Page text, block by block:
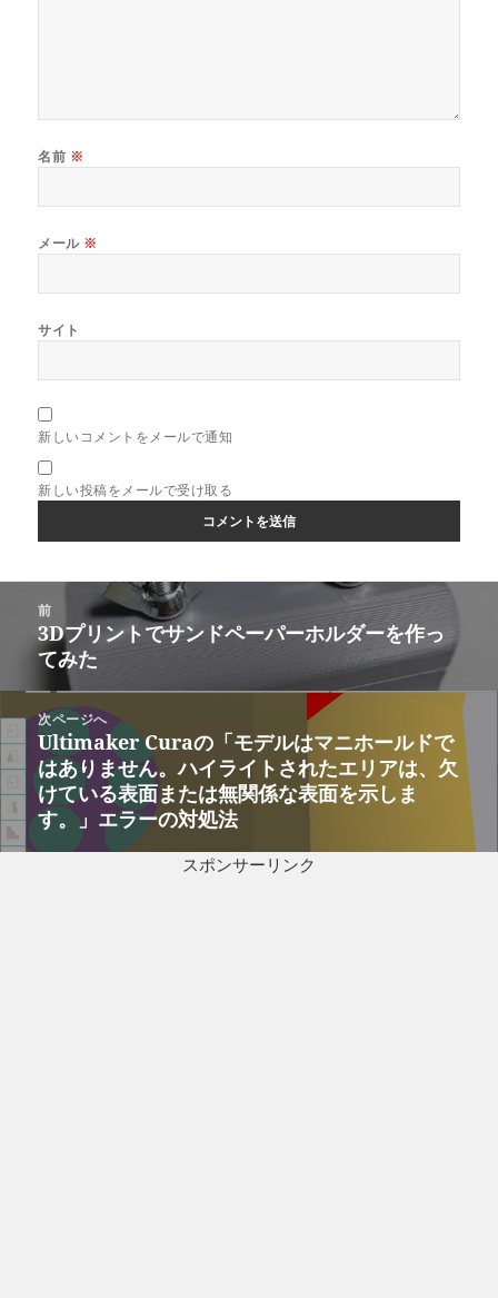
名前 ※
メール ※
サイト
新しいコメントをメールで通知
新しい投稿をメールで受け取る
シ
ン
前
前
の
稿:
3Dプリントでサンドペーパーホルダーを作っ
てみた
次ページへ
次
の
投
稿:
Ultimaker Curaの「モデルはマニホールドで
はありません。ハイライトされたエリアは、欠
けている表面または無関係な表面を示しま
す。」エラーの対処法
スポンサーリンク